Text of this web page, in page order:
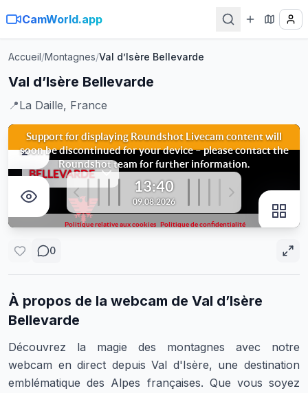
CamWorld.app
Accueil/Montagnes/Val d’Isère Bellevarde
Val d’Isère Bellevarde
📍La Daille, France
0
À propos de la webcam de Val d’Isère
Bellevarde
Découvrez la magie des montagnes avec notre
webcam en direct depuis Val d'Isère, une destination
emblématique des Alpes françaises. Que vous soyez